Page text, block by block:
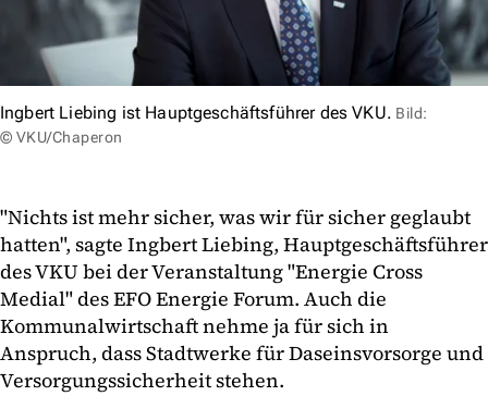
Ingbert Liebing ist Hauptgeschäftsführer des VKU. Bild:
© VKU/Chaperon
"Nichts ist mehr sicher, was wir für sicher geglaubt
hatten", sagte Ingbert Liebing, Hauptgeschäftsführer
des VKU bei der Veranstaltung "Energie Cross
Medial" des EFO Energie Forum. Auch die
Kommunalwirtschaft nehme ja für sich in
Anspruch, dass Stadtwerke für Daseinsvorsorge und
Versorgungssicherheit stehen.